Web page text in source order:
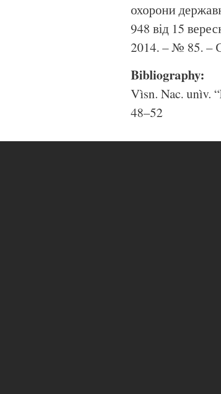
охорони
948 від 15
2014. – № 85. –
Bibliography:
Vìsn. Nac. unìv.
48–52